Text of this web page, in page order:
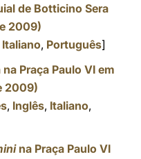
de Botticino Sera
2009)
Italiano, Português]
Praça Paulo VI em
2009)
, Inglês, Italiano,
na Praça Paulo VI